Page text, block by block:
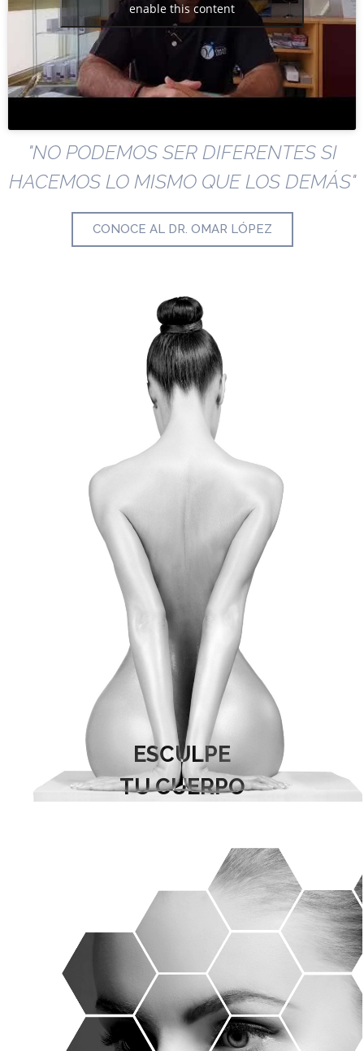
enable this content
"NO PODEMOS SER DIFERENTES SI
HACEMOS LO MISMO QUE LOS DEMÁS"
CONOCE AL DR. OMAR LÓPEZ
VASER HIGH DEFINITION -
BODY TITE - MICRO AIRE
+ INFO
ESCULPE
TU CUERPO
LIPO TRANSFERENCIA -